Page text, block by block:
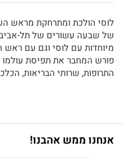
לוסי הולכת ומתרחקת מראש
של שבעה עשורים של תל-
מיוחדות עם לוסי וגם עם ראש
פורש המחבר את תפיסת עולמו
התרופות, שרותי הבריאות,
כל אבן נהפכת ללא מורא
אנחנו ממש אהבנו!